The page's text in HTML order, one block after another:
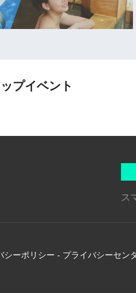
プイベント
ス
シーポリシー - プライバシーセン